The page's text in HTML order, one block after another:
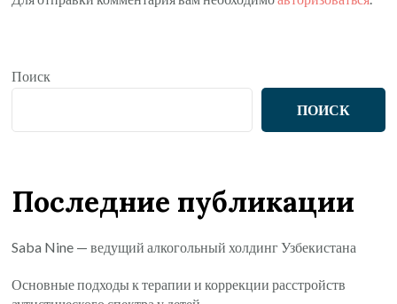
Поиск
ПОИСК
Последние публикации
Saba Nine — ведущий алкогольный холдинг Узбекистана
Основные подходы к терапии и коррекции расстройств